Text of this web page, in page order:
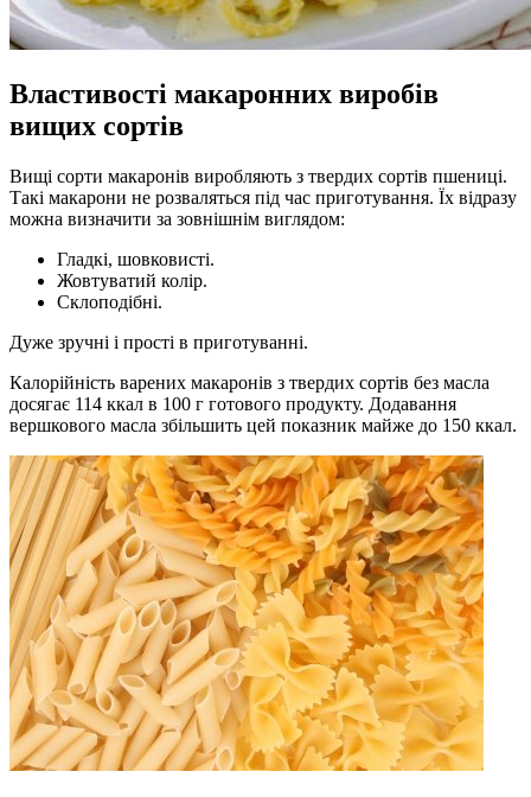
Властивості макаронних виробів
вищих сортів
Вищі сорти макаронів виробляють з твердих сортів пшениці.
Такі макарони не розваляться під час приготування. Їх відразу
можна визначити за зовнішнім виглядом:
Гладкі, шовковисті.
Жовтуватий колір.
Склоподібні.
Дуже зручні і прості в приготуванні.
Калорійність варених макаронів з твердих сортів без масла
досягає 114 ккал в 100 г готового продукту. Додавання
вершкового масла збільшить цей показник майже до 150 ккал.